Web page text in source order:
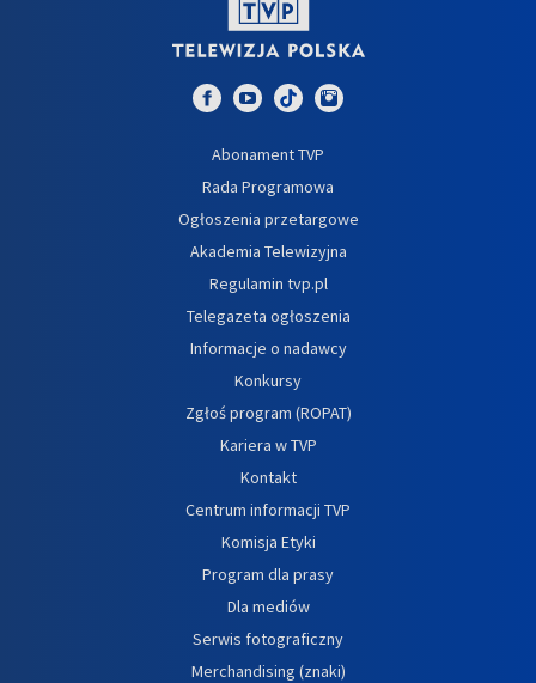
Abonament TVP
Rada Programowa
Ogłoszenia przetargowe
Akademia Telewizyjna
Regulamin tvp.pl
Telegazeta ogłoszenia
Informacje o nadawcy
Konkursy
Zgłoś program (ROPAT)
Kariera w TVP
Kontakt
Centrum informacji TVP
Komisja Etyki
Program dla prasy
Dla mediów
Serwis fotograficzny
Merchandising (znaki)